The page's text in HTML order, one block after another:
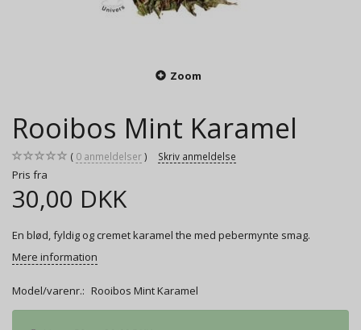
Zoom
Rooibos Mint Karamel
0 anmeldelser Skriv anmeldelse
Pris fra
30,00 DKK
En blød, fyldig og cremet karamel the med pebermynte smag.
Mere information
Model/varenr.: Rooibos Mint Karamel